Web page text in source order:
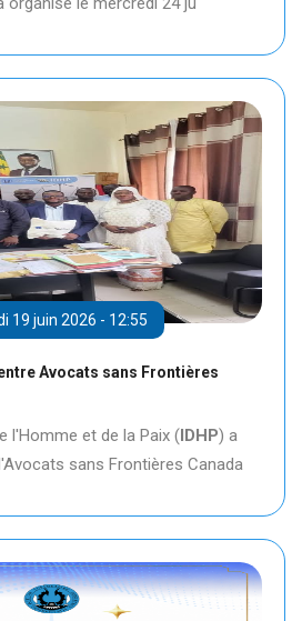
19 juin 2026 - 12:55
Avocats sans Frontières
l'Homme et de la Paix (IDHP) a
sans Frontières Canada